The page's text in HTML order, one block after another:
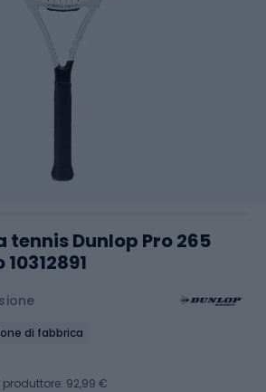
Dunlop Pro 265
di fabbrica
92,99 €